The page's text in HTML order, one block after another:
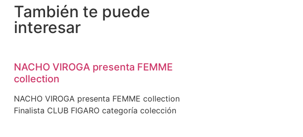
También te puede
interesar
NACHO VIROGA presenta FEMME
collection
NACHO VIROGA presenta FEMME collection
Finalista CLUB FIGARO categoría colección